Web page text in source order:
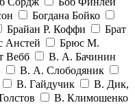
Богдана Бойко
Брайан Р. Коффи
Брат
Анстей
Брюс М.
Вебб
В. А. Бачинин
В. А. Слободяник
В. Гайдучик
В. Дик,
В. Климошенко